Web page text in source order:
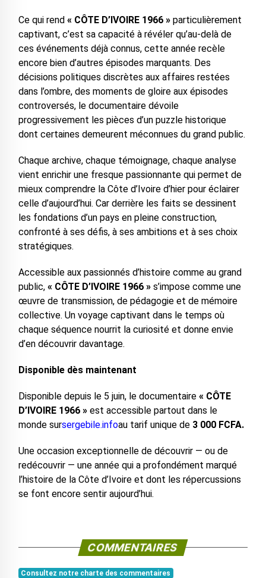
Ce qui rend « CÔTE D’IVOIRE 1966 »particulièrement
captivant, c’est sa capacité à révéler qu’au-delà de
ces événements déjà connus, cette année recèle
encore bien d’autres épisodes marquants. Des
décisions politiques discrètes aux affaires restées
dans l’ombre, des moments de gloire aux épisodes
controversés, le documentaire dévoile
progressivement les pièces d’un puzzle historique
dont certaines demeurent méconnues du grand public.
Chaque archive, chaque témoignage, chaque analyse
vient enrichir une fresque passionnante qui permet de
mieux comprendre la Côte d’Ivoire d’hier pour éclairer
celle d’aujourd’hui. Car derrière les faits se dessinent
les fondations d’un pays en pleine construction,
confronté à ses défis, à ses ambitions et à ses choix
stratégiques.
Accessible aux passionnés d’histoire comme au grand
public, « CÔTE D’IVOIRE 1966 »s’impose comme une
œuvre de transmission, de pédagogie et de mémoire
collective. Un voyage captivant dans le temps où
chaque séquence nourrit la curiosité et donne envie
d’en découvrir davantage.
Disponible dès maintenant
Disponible depuis le 5 juin, le documentaire« CÔTE
D’IVOIRE 1966 »est accessible partout dans le
monde sursergebile.infoau tarif unique de3 000 FCFA.
Une occasion exceptionnelle de découvrir — ou de
redécouvrir — une année qui a profondément marqué
l’histoire de la Côte d’Ivoire et dont les répercussions
se font encore sentir aujourd’hui.
COMMENTAIRES
Consultez notre charte des commentaires